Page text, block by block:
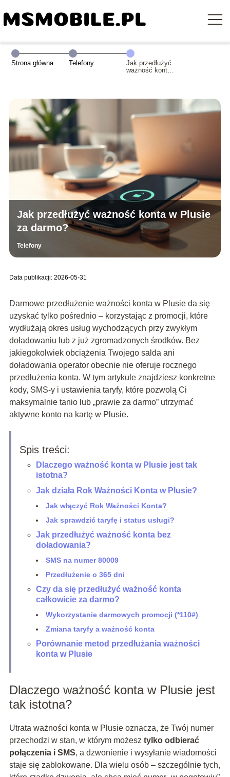
Strona główna Telefony
Jak przedłużyć
ważność konta
Jak przedłużyć ważność konta w Plusie
za darmo?
Telefony
Data publikacji: 2026-05-31
Darmowe przedłużenie ważności konta w Plusie da się
uzyskać tylko pośrednio – korzystając z promocji, które
wydłużają okres usług wychodzących przy zwykłym
doładowaniu lub z już zgromadzonych środków. Bez
jakiegokolwiek obciążenia Twojego salda ani
doładowania operator obecnie nie oferuje rocznego
przedłużenia konta. W tym artykule znajdziesz konkretne
kody, SMS-y i ustawienia taryfy, które pozwolą Ci
maksymalnie tanio lub „prawie za darmo” utrzymać
aktywne konto na kartę w Plusie.
Spis treści:
Dlaczego ważność konta w Plusie jest tak
istotna?
Jak działa Rok Ważności Konta w Plusie?
Jak włączyć Rok Ważności Konta?
Jak sprawdzić taryfę i status usługi?
Jak przedłużyć ważność konta bez
doładowania?
SMS na numer 80009
Przedłużenie o 365 dni
Czy da się przedłużyć ważność konta
całkowicie za darmo?
Wykorzystanie darmowych promocji (*110#)
Zmiana taryfy a ważność konta
Porównanie metod przedłużania ważności
konta w Plusie
Dlaczego ważność konta w Plusie jest
tak istotna?
Utrata ważności konta w Plusie oznacza, że Twój numer
przechodzi w stan, w którym możesz tylko odbierać
połączenia i SMS, a dzwonienie i wysyłanie wiadomości
staje się zablokowane. Dla wielu osób – szczególnie tych,